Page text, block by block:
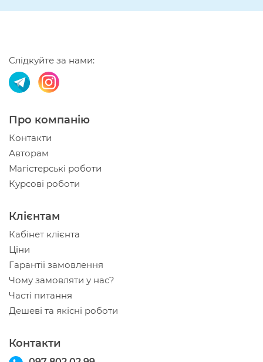
Слідкуйте за нами:
Про компанію
Контакти
Авторам
Магістерські роботи
Курсові роботи
Клієнтам
Кабінет клієнта
Ціни
Гарантії замовлення
Чому замовляти у нас?
Часті питання
Дешеві та якісні роботи
Контакти